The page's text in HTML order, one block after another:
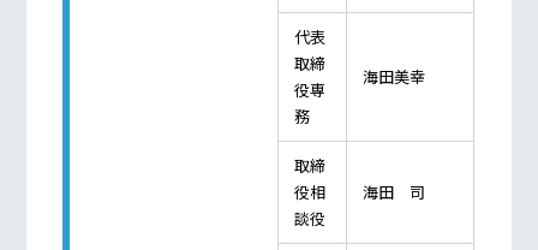
代表
取締
役専
務
海田美幸
取締
役相
談役
海田 司